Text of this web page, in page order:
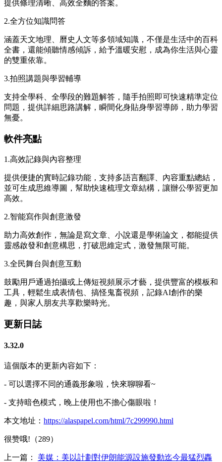
提供條理清晰、高效全麵的答案。
2.全方位知識問答
涵蓋天文地理、曆史人文等多領域知識，不僅是生活中的百科
全書，還能傾聽情感傾訴，給予溫暖安慰，成為你生活與心靈
的雙重依靠。
3.拍照講題與學習輔導
支持全學科、全學段的難題解答，隨手拍照即可快速精準定位
問題，提供詳細思路講解，瞬間化身貼身學習導師，助力學習
無憂。
軟件亮點
1.高效記錄與內容整理
提供便捷的實時記錄功能，支持多語言翻譯、內容重點總結，
並可生成思維導圖，幫助快速梳理文章結構，讓辦公學習更加
高效。
2.智能寫作與創意激發
助力高效創作，無論是寫文章、小說還是學術論文，都能提供
靈感啟發和創意構思，打破思維定式，激發無限可能。
3.全民舞台與創意互動
鼓勵用戶通過拍攝或上傳短視頻展示才藝，提供豐富的模板和
工具，輕鬆生成表情包、搞怪鬼畜視頻，記錄AI創作的樂
趣，與家人朋友共享歡樂時光。
更新日誌
3.32.0
這個版本的更新內容如下：
- 可以選擇不同的通義形象啦，快來聊聊看~
- 支持暗色模式，晚上使用也不擔心傷眼啦！
本文地址： https://alaspapel.com/html/7c299990.html
很赞哦!（289）
上一篇： 美媒：美以計劃對伊朗能源設施發動迄今最猛烈轟